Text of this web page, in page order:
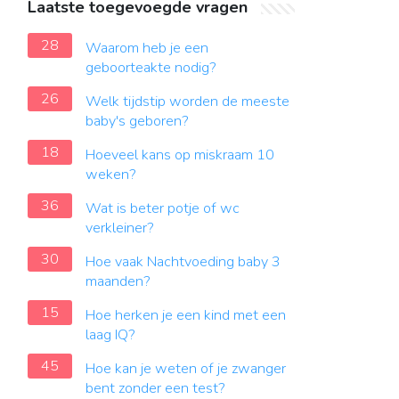
Laatste toegevoegde vragen
28
Waarom heb je een
geboorteakte nodig?
26
Welk tijdstip worden de meeste
baby's geboren?
18
Hoeveel kans op miskraam 10
weken?
36
Wat is beter potje of wc
verkleiner?
30
Hoe vaak Nachtvoeding baby 3
maanden?
15
Hoe herken je een kind met een
laag IQ?
45
Hoe kan je weten of je zwanger
bent zonder een test?